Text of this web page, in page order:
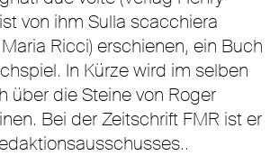
von ihm Sulla scacchiera
Ricci) erschienen, ein Buch
In Kürze wird im selben
über die Steine von Roger
Bei der Zeitschrift FMR ist er